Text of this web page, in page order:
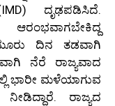
ದೃಢಪಡಿಸಿದೆ.
ದಿನ ತಡವಾಗಿ
ನೆರೆ ರಾಜ್ಯವಾದ
ಭಾರೀ ಮಳೆಯಾಗುವ
ರಾಜ್ಯದ